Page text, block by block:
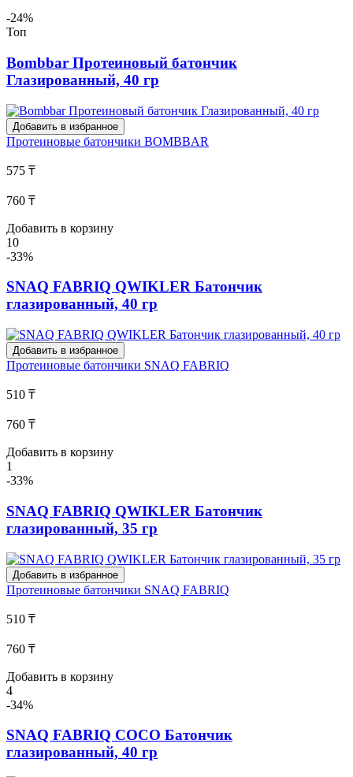
-24%
Топ
Bombbar Протеиновый батончик
Глазированный, 40 гр
Добавить в избранное
Протеиновые батончики BOMBBAR
575 ₸
760 ₸
Добавить в корзину
10
-33%
SNAQ FABRIQ QWIKLER Батончик
глазированный, 40 гр
Добавить в избранное
Протеиновые батончики SNAQ FABRIQ
510 ₸
760 ₸
Добавить в корзину
1
-33%
SNAQ FABRIQ QWIKLER Батончик
глазированный, 35 гр
Добавить в избранное
Протеиновые батончики SNAQ FABRIQ
510 ₸
760 ₸
Добавить в корзину
4
-34%
SNAQ FABRIQ COCO Батончик
глазированный, 40 гр